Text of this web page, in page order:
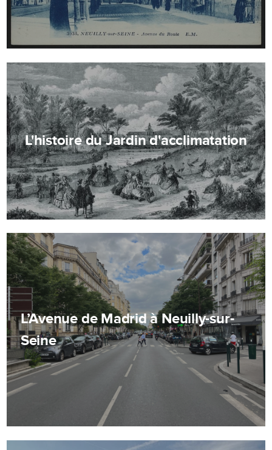
L'histoire du Jardin d'acclimatation
L’Avenue de Madrid à Neuilly-sur-
Seine